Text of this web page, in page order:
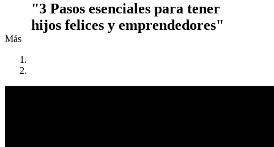
"3 Pasos esenciales para tener
hijos felices y emprendedores"
Más